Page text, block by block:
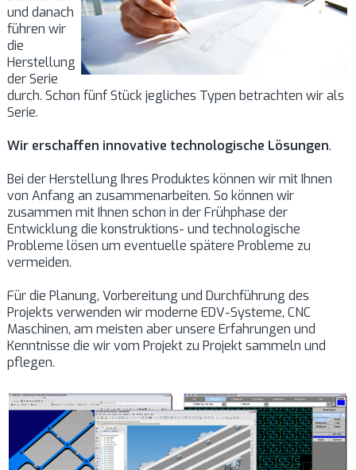
und danach
führen wir
die
Herstellung
der Serie
durch. Schon fünf Stück jegliches Typen betrachten wir als
Serie.
Wir erschaffen innovative technologische Lösungen.
Bei der Herstellung Ihres Produktes können wir mit Ihnen
von Anfang an zusammenarbeiten. So können wir
zusammen mit Ihnen schon in der Frühphase der
Entwicklung die konstruktions- und technologische
Probleme lösen um eventuelle spätere Probleme zu
vermeiden.
Für die Planung, Vorbereitung und Durchführung des
Projekts verwenden wir moderne EDV-Systeme, CNC
Maschinen, am meisten aber unsere Erfahrungen und
Kenntnisse die wir vom Projekt zu Projekt sammeln und
pflegen.